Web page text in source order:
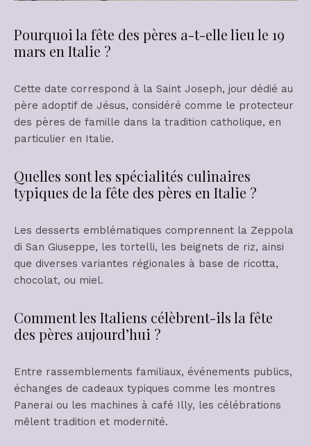
Pourquoi la fête des pères a-t-elle lieu le 19
mars en Italie ?
Cette date correspond à la Saint Joseph, jour dédié au
père adoptif de Jésus, considéré comme le protecteur
des pères de famille dans la tradition catholique, en
particulier en Italie.
Quelles sont les spécialités culinaires
typiques de la fête des pères en Italie ?
Les desserts emblématiques comprennent la Zeppola
di San Giuseppe, les tortelli, les beignets de riz, ainsi
que diverses variantes régionales à base de ricotta,
chocolat, ou miel.
Comment les Italiens célèbrent-ils la fête
des pères aujourd’hui ?
Entre rassemblements familiaux, événements publics,
échanges de cadeaux typiques comme les montres
Panerai ou les machines à café Illy, les célébrations
mêlent tradition et modernité.